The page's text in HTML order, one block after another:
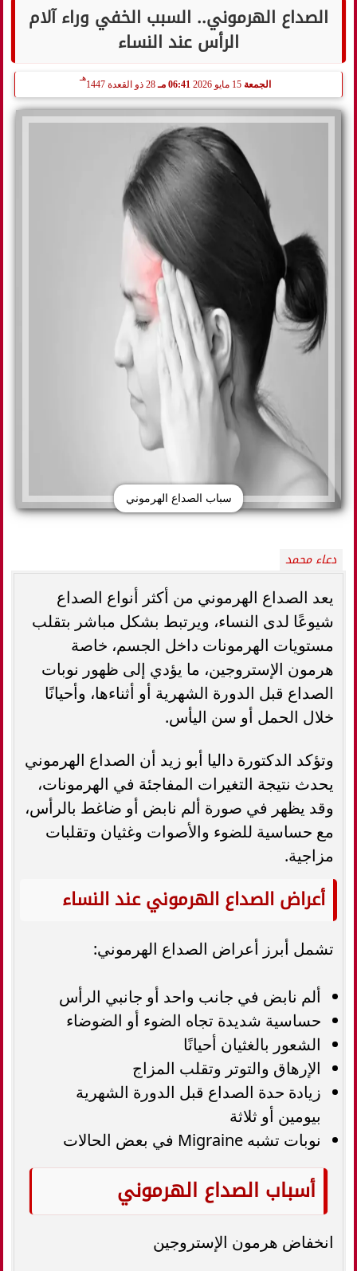
الصداع الهرموني.. السبب الخفي وراء آلام
الرأس عند النساء
الجمعة 06:41 مـ 28 ذو القعدة 1447
هـ
سباب الصداع الهرموني
دعاء محمد
يعد الصداع الهرموني من أكثر أنواع الصداع
شيوعًا لدى النساء، ويرتبط بشكل مباشر بتقلب
مستويات الهرمونات داخل الجسم، خاصة
هرمون الإستروجين، ما يؤدي إلى ظهور نوبات
الصداع قبل الدورة الشهرية أو أثناءها، وأحيانًا
خلال الحمل أو سن اليأس.
وتؤكد الدكتورة داليا أبو زيد أن الصداع الهرموني
يحدث نتيجة التغيرات المفاجئة في الهرمونات،
وقد يظهر في صورة ألم نابض أو ضاغط بالرأس،
مع حساسية للضوء والأصوات وغثيان وتقلبات
مزاجية.
أعراض الصداع الهرموني عند النساء
تشمل أبرز أعراض الصداع الهرموني:
ألم نابض في جانب واحد أو جانبي الرأس
حساسية شديدة تجاه الضوء أو الضوضاء
الشعور بالغثيان أحيانًا
الإرهاق والتوتر وتقلب المزاج
زيادة حدة الصداع قبل الدورة الشهرية
بيومين أو ثلاثة
نوبات تشبه Migraine في بعض الحالات
أسباب الصداع الهرموني
انخفاض هرمون الإستروجين